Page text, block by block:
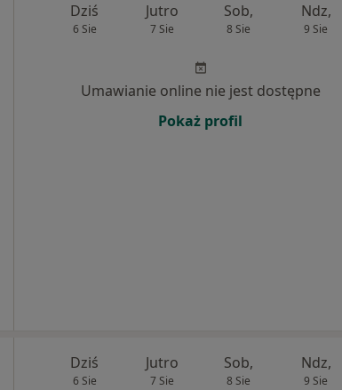
Dziś
6 Sie
Jutro
7 Sie
Sob,
8 Sie
Ndz,
9 Sie
Umawianie online nie jest dostępne
Pokaż profil
Dziś
6 Sie
Jutro
7 Sie
Sob,
8 Sie
Ndz,
9 Sie